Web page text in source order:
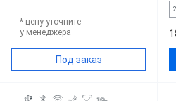
* цену уточните
у менеджера
Под заказ